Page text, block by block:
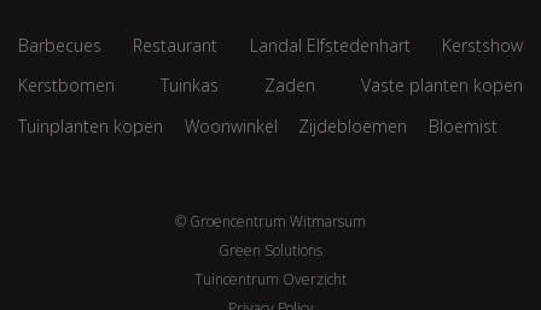
Barbecues Restaurant Landal Elfstedenhart
Kerstshow
Kerstbomen
Tuinkas Zaden
Vaste planten kopen
Tuinplanten kopen
Woonwinkel Zijdebloemen Bloemist
© Groencentrum Witmarsum
Green Solutions
Tuincentrum Overzicht